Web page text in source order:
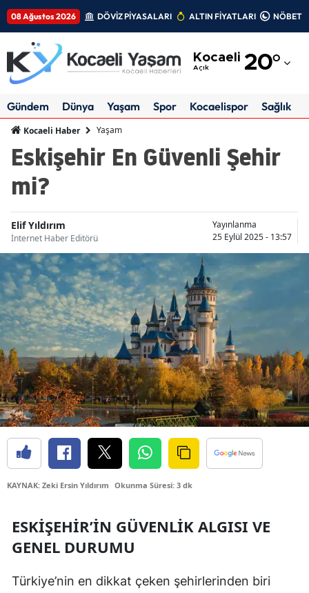
08 Ağustos 2026 DÖVİZ PİYASALARI ALTIN FİYATLARI
Kocaeli
Açık 20°
Adıyaman
Amasya
Antalya
Artvin
Aydın
Balıkesir
Bilecik
Bingöl
Bitlis
Bolu
Burdur
Bursa
Çankırı
Denizli
Gündem Dünya Yaşam Spor Kocaelispor Sağlık
Kocaeli Haber Yaşam
Eskişehir En Güvenli Şehir
mi?
Elif Yıldırım
İnternet Haber Editörü
Yayınlanma
25 Eylül 2025 - 13:57
KAYNAK: Zeki Ersin Yıldırım Okunma Süresi: 3 dk
ESKIŞEHIR’IN GÜVENLIK ALGISI VE
GENEL DURUMU
Türkiye’nin en dikkat çeken şehirlerinden biri